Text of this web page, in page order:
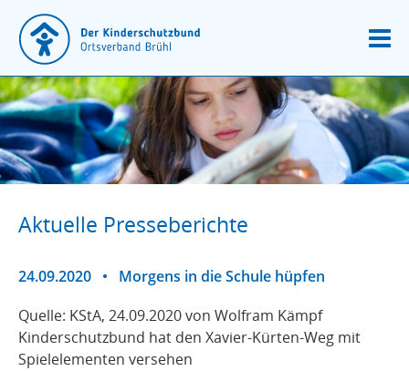
Aktuelle Presseberichte
24.09.2020 • Morgens in die Schule hüpfen
Quelle: KStA, 24.09.2020 von Wolfram Kämpf
Kinderschutzbund hat den Xavier-Kürten-Weg mit
Spielelementen versehen